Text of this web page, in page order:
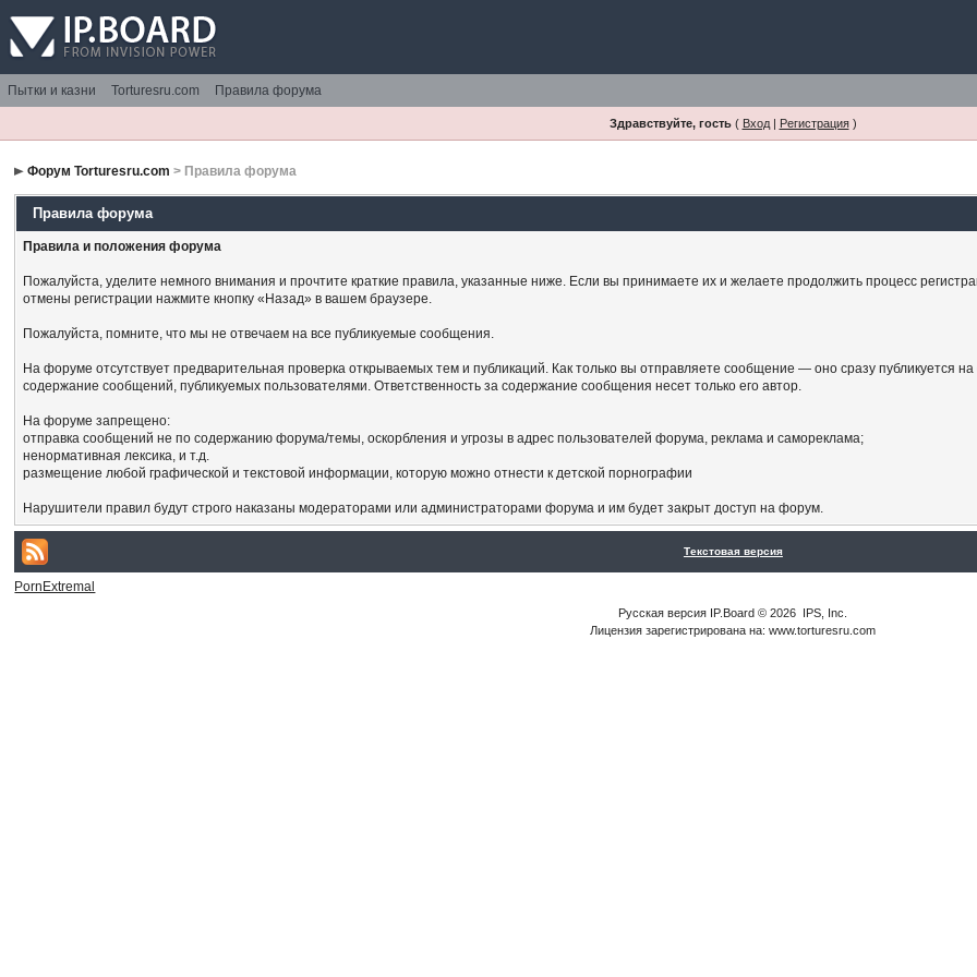
Пытки и казни Torturesru.com Правила форума
Здравствуйте, гость( Вход| Регистрация)
Форум Torturesru.com > Правила форума
Правила форума
Правила и положения форума
Пожалуйста, уделите немного внимания и прочтите краткие правила, указанные ниже. Если вы принимаете их и желаете продолжить процесс
отмены регистрации нажмите кнопку «Назад» в вашем браузере.
Пожалуйста, помните, что мы не отвечаем на все публикуемые сообщения.
На форуме отсутствует предварительная проверка открываемых тем и публикаций. Как только вы отправляете сообщение — оно сразу публикуется
содержание сообщений, публикуемых пользователями. Ответственность за содержание сообщения несет только его автор.
На форуме запрещено:
отправка сообщений не по содержанию форума/темы, оскорбления и угрозы в адрес пользователей форума, реклама и самореклама;
ненормативная лексика, и т.д.
размещение любой графической и текстовой информации, которую можно отнести к детской порнографии
Нарушители правил будут строго наказаны модераторами или администраторами форума и им будет закрыт доступ на форум.
Текстовая версия
PornExtremal
Русская версия IP.Board© 2026 IPS, Inc
Лицензия зарегистрирована на: www.torturesru.com